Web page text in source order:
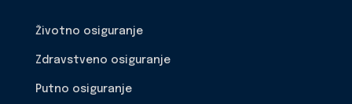
Životno osiguranje
Zdravstveno osiguranje
Putno osiguranje